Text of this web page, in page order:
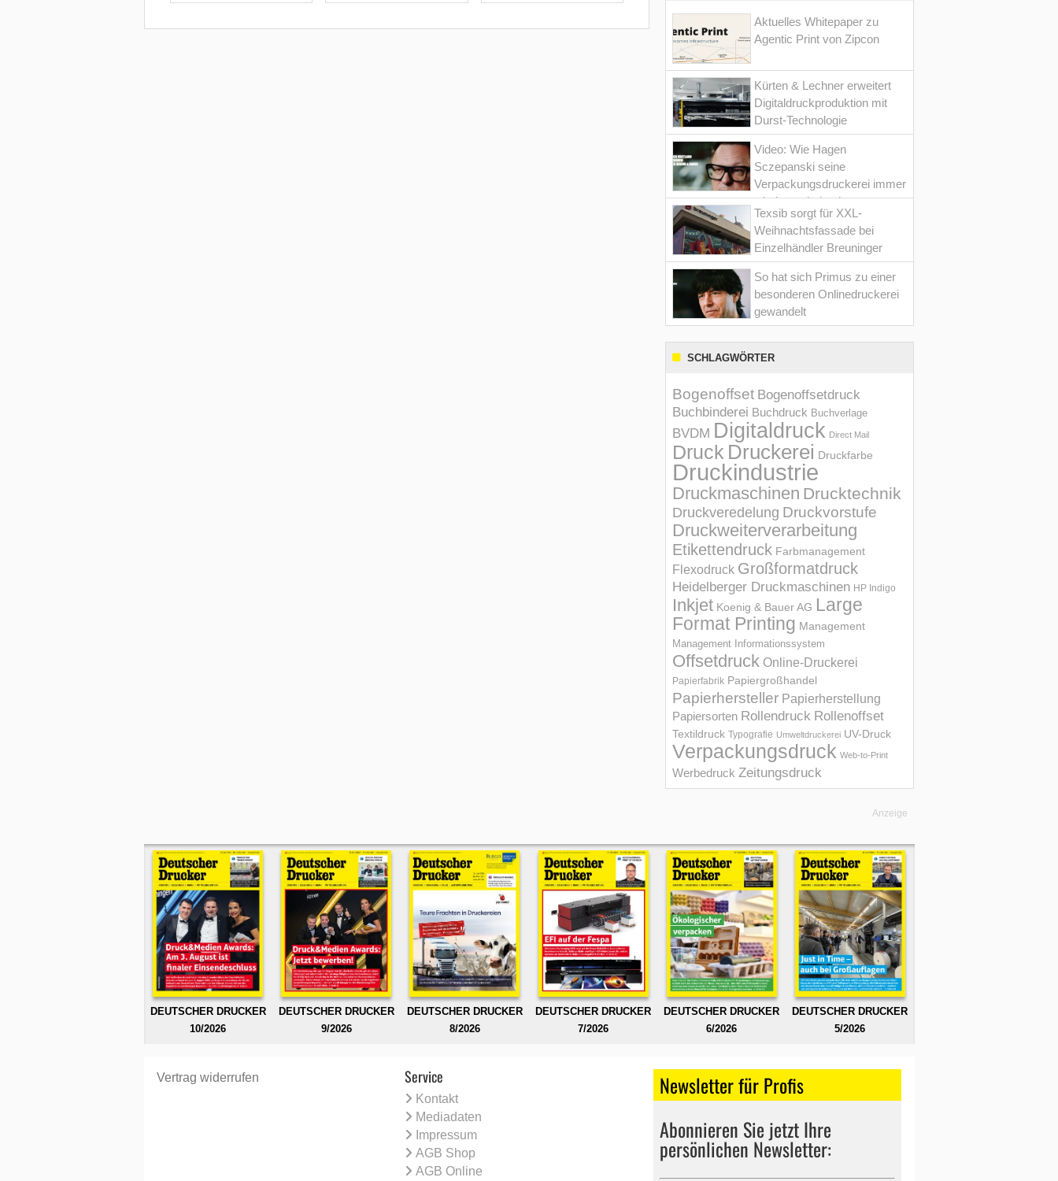
Aktuelles Whitepaper zu
Agentic Print von Zipcon
Kürten & Lechner erweitert
Digitaldruckproduktion mit
Durst-Technologie
Video: Wie Hagen
Sczepanski seine
Verpackungsdruckerei immer
wieder optimiert hat
Texsib sorgt für XXL-
Weihnachtsfassade bei
Einzelhändler Breuninger
So hat sich Primus zu einer
besonderen Onlinedruckerei
gewandelt
SCHLAGWÖRTER
Bogenoffset Bogenoffsetdruck
Buchbinderei Buchdruck Buchverlage
BVDM Digitaldruck Direct Mail
Druck Druckerei Druckfarbe
Druckindustrie
Druckmaschinen Drucktechnik
Druckveredelung Druckvorstufe
Druckweiterverarbeitung
Etikettendruck Farbmanagement
Flexodruck Großformatdruck
Heidelberger Druckmaschinen HP Indigo
Inkjet Koenig & Bauer AG Large
Format Printing Management
Management Informations­system
Offsetdruck Online-Druckerei
Papierfabrik Papiergroßhandel
Papierhersteller Papierherstellung
Papiersorten Rollendruck Rollenoffset
Textildruck Typografie Umweltdruckerei UV-Druck
Verpackungsdruck Web-to-Print
Werbedruck Zeitungsdruck
Anzeige
DEUTSCHER DRUCKER
10/2026
DEUTSCHER DRUCKER
9/2026
DEUTSCHER DRUCKER
8/2026
DEUTSCHER DRUCKER
7/2026
DEUTSCHER DRUCKER
6/2026
DEUTSCHER DRUCKER
5/2026
Vertrag widerrufen Service
Kontakt
Mediadaten
Impressum
AGB Shop
AGB Online
Newsletter für Profis
Abonnieren Sie jetzt Ihre
persönlichen Newsletter: